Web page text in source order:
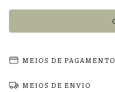
MEIOS DE PAGAMENTO
MEIOS DE ENVIO